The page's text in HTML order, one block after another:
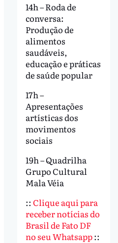
14h – Roda de
conversa:
Produção de
alimentos
saudáveis,
educação e práticas
de saúde popular
17h –
Apresentações
artísticas dos
movimentos
sociais
19h – Quadrilha
Grupo Cultural
Mala Véia
:: Clique aqui para
receber notícias do
Brasil de Fato DF
no seu Whatsapp::